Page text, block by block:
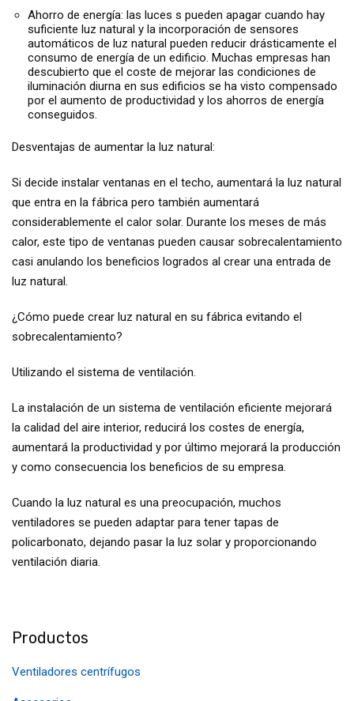
Ahorro de energía: las luces s pueden apagar cuando hay
suficiente luz natural y la incorporación de sensores
automáticos de luz natural pueden reducir drásticamente el
consumo de energía de un edificio. Muchas empresas han
descubierto que el coste de mejorar las condiciones de
iluminación diurna en sus edificios se ha visto compensado
por el aumento de productividad y los ahorros de energía
conseguidos.
Desventajas de aumentar la luz natural:
Si decide instalar ventanas en el techo, aumentará la luz natural
que entra en la fábrica pero también aumentará
considerablemente el calor solar. Durante los meses de más
calor, este tipo de ventanas pueden causar sobrecalentamiento
casi anulando los beneficios logrados al crear una entrada de
luz natural.
¿Cómo puede crear luz natural en su fábrica evitando el
sobrecalentamiento?
Utilizando el sistema de ventilación.
La instalación de un sistema de ventilación eficiente mejorará
la calidad del aire interior, reducirá los costes de energía,
aumentará la productividad y por último mejorará la producción
y como consecuencia los beneficios de su empresa.
Cuando la luz natural es una preocupación, muchos
ventiladores se pueden adaptar para tener tapas de
policarbonato, dejando pasar la luz solar y proporcionando
ventilación diaria.
Productos
Ventiladores centrífugos